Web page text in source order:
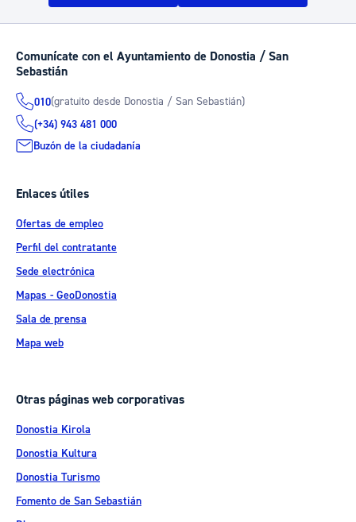
Comunícate con el Ayuntamiento de Donostia / San
Sebastián
010(gratuito desde Donostia / San Sebastián)
(+34) 943 481 000
Buzón de la ciudadanía
Enlaces útiles
Ofertas de empleo
Perfil del contratante
Sede electrónica
Mapas - GeoDonostia
Sala de prensa
Mapa web
Otras páginas web corporativas
Donostia Kirola
Donostia Kultura
Donostia Turismo
Fomento de San Sebastián